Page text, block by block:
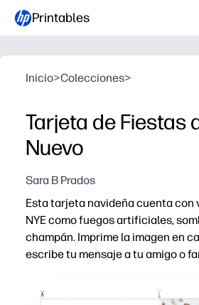
Printables
Inicio>Colecciones>
Tarjeta de Fiestas
Nuevo
Sara B Prados
Esta tarjeta navideña cuenta con
NYE como fuegos artificiales,
champán. Imprime la imagen en
escribe tu mensaje a tu amigo o